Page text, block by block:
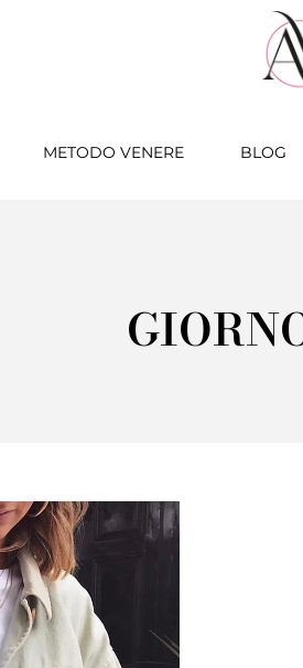
METODO VENERE BLOG